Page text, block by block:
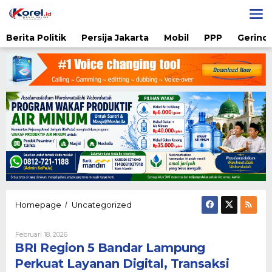
ke
Berita Politik
Persija Jakarta Mobil PPP
Homepage / Uncategorized
Lampung
Perkuat
Layanan
Februari 18, 2026Oleh
Admin
BRI Region 5 Bandar Lampung
Perkuat Layanan Digital, Transaksi